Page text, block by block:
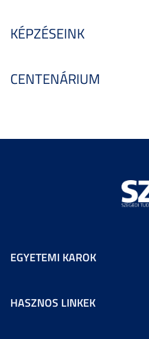
KÉPZÉSEINK
CENTENÁRIUM
EGYETEMI KAROK
HASZNOS LINKEK